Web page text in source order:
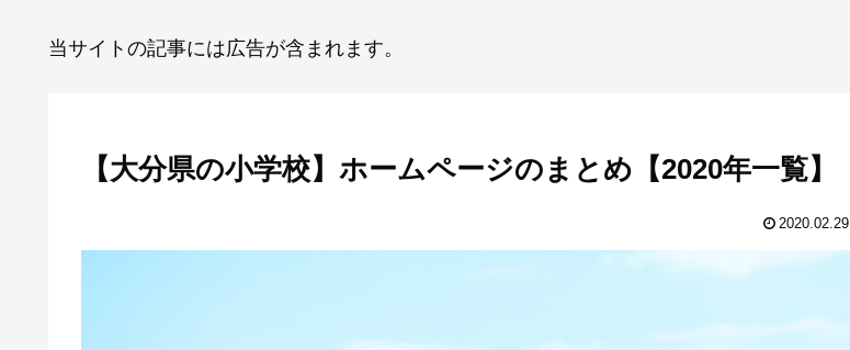
当サイトの記事には広告が含まれます。
【大分県の小学校】ホームページのまとめ【2020年一覧】
2020.02.29